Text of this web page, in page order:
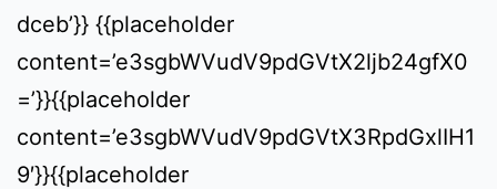
dceb’}} {{placeholder
content=’e3sgbWVudV9pdGVtX2ljb24gfX0
=’}}{{placeholder
content=’e3sgbWVudV9pdGVtX3RpdGxlIH1
9′}}{{placeholder